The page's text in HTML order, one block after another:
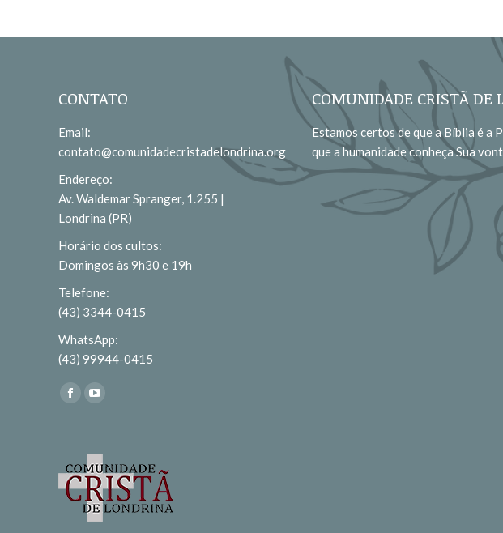
CONTATO
Email:
contato@comunidadecristadelondrina.org
Endereço:
Av. Waldemar Spranger, 1.255 |
Londrina (PR)
Horário dos cultos:
Domingos às 9h30 e 19h
Telefone:
(43) 3344-0415
WhatsApp:
(43) 99944-0415
Encontre-nos em:
Facebook
in
new
window
in
new
window
COMUNIDADE CRISTÃ DE
Estamos certos de que a Bíblia é a
que a humanidade conheça Sua